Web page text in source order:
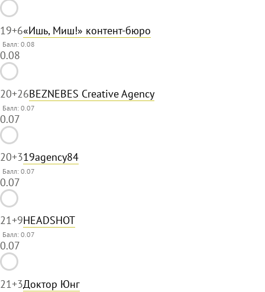
19+6«Ишь, Миш!» контент-бюро
Балл: 0.08
0.08
20+26BEZNEBES Creative Agency
Балл: 0.07
0.07
20+319agency84
Балл: 0.07
0.07
21+9HEADSHOT
Балл: 0.07
0.07
21+3Доктор Юнг